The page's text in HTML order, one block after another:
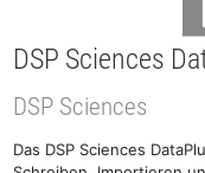
DSP Sciences
DSP Sciences
Das DSP Sciences